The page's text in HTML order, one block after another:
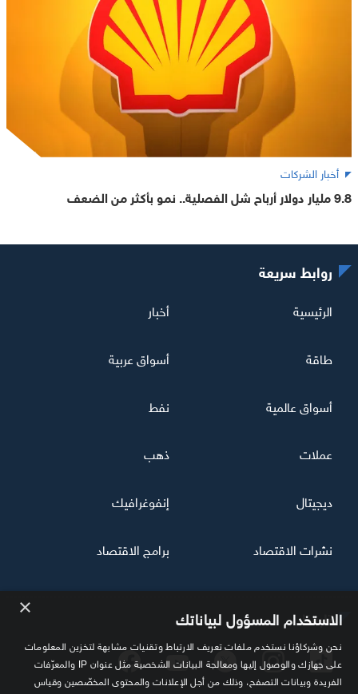
أخبار الشركات
9.8 مليار دولار أرباح شل الفصلية.. نمو بأكثر من الضعف
تابعنا
روابط سريعة
الرئيسية أخبار
طاقة أسواق عربية
أسواق عالمية نفط
عملات ذهب
ديجيتال إنفوغرافيك
نشرات الاقتصاد برامج الاقتصاد
× الاستخدام المسؤول لبياناتك
نحن وشركاؤنا نستخدم ملفات تعريف الارتباط وتقنيات مشابهة لتخزين المعلومات
على جهازك والوصول إليها ومعالجة البيانات الشخصية مثل عنوان IP والمعرّفات
الفريدة وبيانات التصفح، وذلك من أجل الإعلانات والمحتوى المخصّصين وقياس